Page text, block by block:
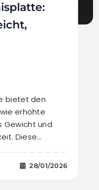
bietet den
erhöhte
Gewicht und
Diese…
28/01/2026